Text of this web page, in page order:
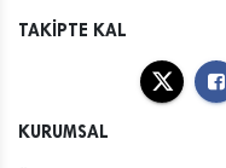
TAKİPTE KAL
KURUMSAL